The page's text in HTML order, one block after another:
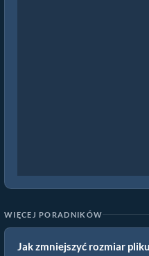
WIĘCEJ PORADNIKÓW
Jak zmniejszyć rozmiar